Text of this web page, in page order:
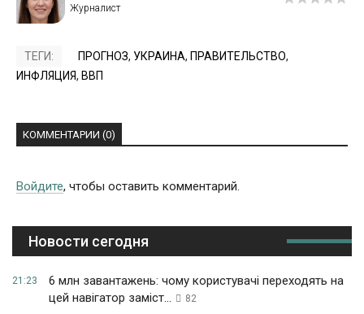
ТЕГИ: ПРОГНОЗ, УКРАИНА, ПРАВИТЕЛЬСТВО,
ИНФЛЯЦИЯ, ВВП
КОММЕНТАРИИ (0)
Войдите, чтобы оставить комментарий.
Новости сегодня
21:23
6 млн завантажень: чому користувачі переходять на
цей навігатор заміст...
82